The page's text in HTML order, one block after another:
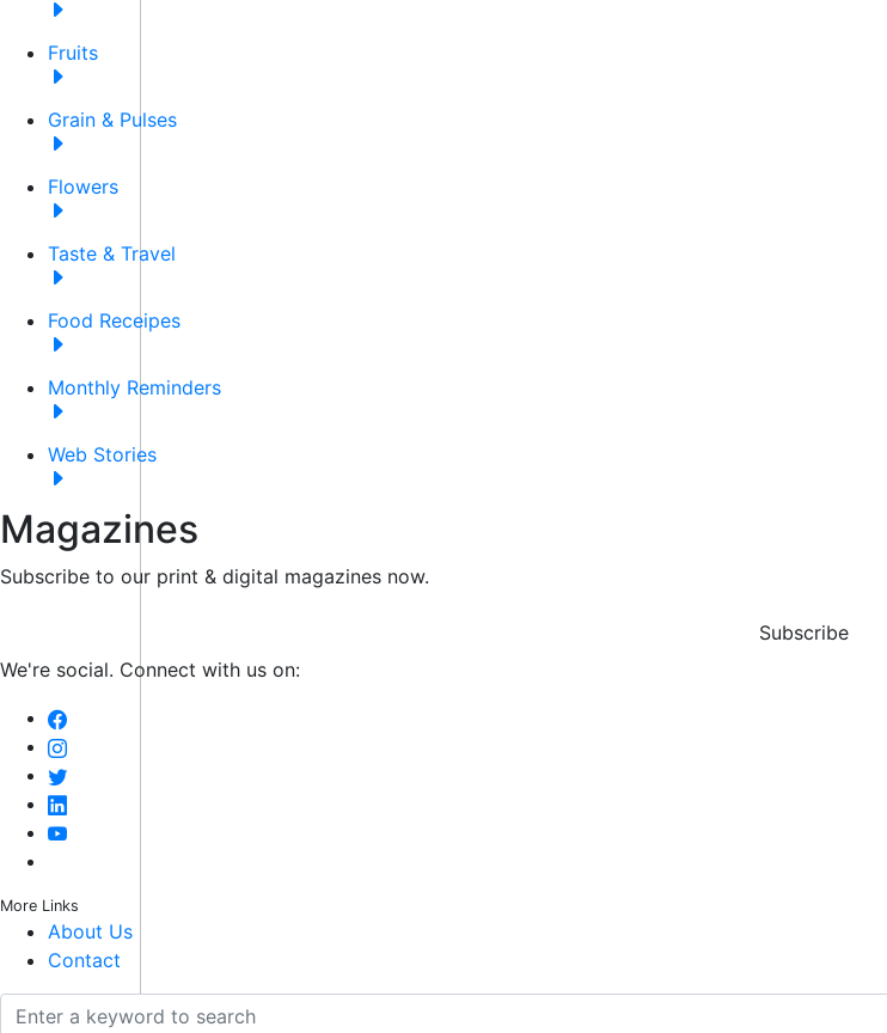
Fruits
Grain & Pulses
Flowers
Taste & Travel
Food Receipes
Monthly Reminders
Web Stories
Magazines
Subscribe to our print & digital magazines now.
Subscribe
We're social. Connect with us on:
More Links
About Us
Contact